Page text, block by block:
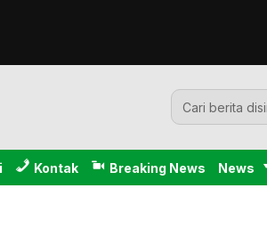
Kontak Breaking News News